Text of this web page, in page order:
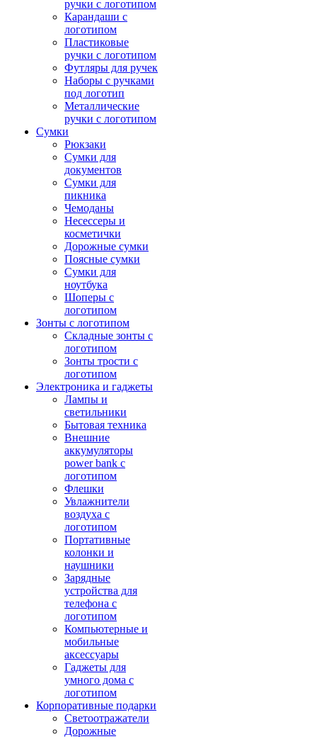
ручки с логотипом
Карандаши с
логотипом
Пластиковые
ручки с логотипом
Футляры для ручек
Наборы с ручками
под логотип
Металлические
ручки с логотипом
Сумки
Рюкзаки
Сумки для
документов
Сумки для
пикника
Чемоданы
Несессеры и
косметички
Дорожные сумки
Поясные сумки
Сумки для
ноутбука
Шоперы с
логотипом
Зонты с логотипом
Складные зонты с
логотипом
Зонты трости с
логотипом
Электроника и гаджеты
Лампы и
светильники
Бытовая техника
Внешние
аккумуляторы
power bank с
логотипом
Флешки
Увлажнители
воздуха с
логотипом
Портативные
колонки и
наушники
Зарядные
устройства для
телефона с
логотипом
Компьютерные и
мобильные
аксессуары
Гаджеты для
умного дома с
логотипом
Корпоративные подарки
Светоотражатели
Дорожные